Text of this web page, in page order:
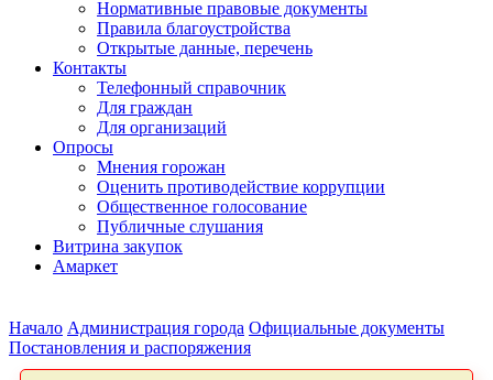
Нормативные правовые документы
Правила благоустройства
Открытые данные, перечень
Контакты
Телефонный справочник
Для граждан
Для организаций
Опросы
Мнения горожан
Оценить противодействие коррупции
Общественное голосование
Публичные слушания
Витрина закупок
Амаркет
Начало Администрация города Официальные документы
Постановления и распоряжения